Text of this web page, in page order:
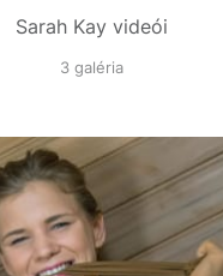
Sarah Kay videói
3 galéria